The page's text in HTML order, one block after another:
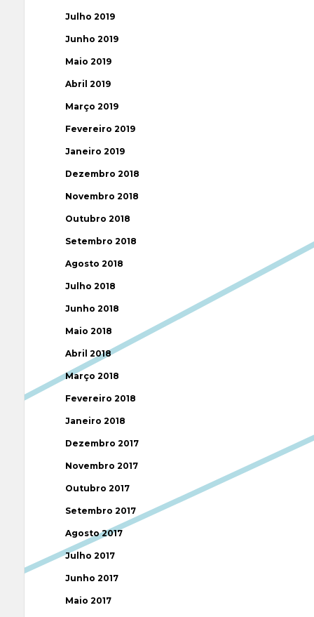
Julho 2019
Junho 2019
Maio 2019
Abril 2019
Março 2019
Fevereiro 2019
Janeiro 2019
Dezembro 2018
Novembro 2018
Outubro 2018
Setembro 2018
Agosto 2018
Julho 2018
Junho 2018
Maio 2018
Abril 2018
Março 2018
Fevereiro 2018
Janeiro 2018
Dezembro 2017
Novembro 2017
Outubro 2017
Setembro 2017
Agosto 2017
Julho 2017
Junho 2017
Maio 2017